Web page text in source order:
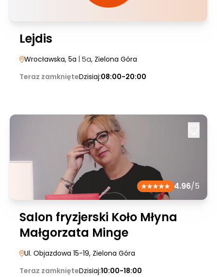
Lejdis
Wrocławska, 5a | 5a, Zielona Góra
Teraz zamknięteDzisiaj:08:00-20:00
4.96/5
Salon fryzjerski Koło Młyna
Małgorzata Minge
Ul. Objazdowa 15-19, Zielona Góra
Teraz zamknięteDzisiaj:10:00-18:00